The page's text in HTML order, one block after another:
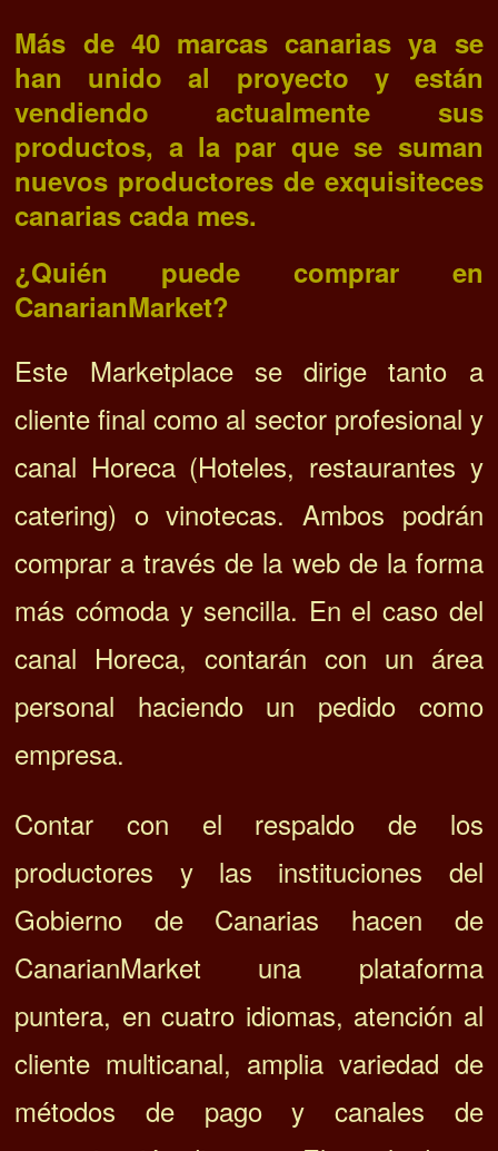
Más de 40 marcas canarias ya se
han unido al proyecto y están
vendiendo actualmente sus
productos, a la par que se suman
nuevos productores de exquisiteces
canarias cada mes.
¿Quién puede comprar en
CanarianMarket?
Este Marketplace se dirige tanto a
cliente final como al sector profesional y
canal Horeca (Hoteles, restaurantes y
catering) o vinotecas. Ambos podrán
comprar a través de la web de la forma
más cómoda y sencilla. En el caso del
canal Horeca, contarán con un área
personal haciendo un pedido como
empresa.
Contar con el respaldo de los
productores y las instituciones del
Gobierno de Canarias hacen de
CanarianMarket una plataforma
puntera, en cuatro idiomas, atención al
cliente multicanal, amplia variedad de
métodos de pago y canales de